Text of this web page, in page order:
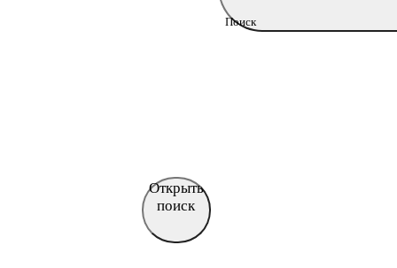
Поиск
Открыть
поиск